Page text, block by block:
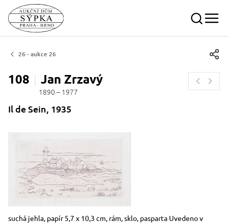
26 - aukce 26
108 Jan Zrzavý
1890 – 1977
Il de Sein, 1935
Rozměry
Stručný popis předmětu
suchá jehla, papír 5,7 x 10,3 cm, rám, sklo, pasparta Uvedeno v